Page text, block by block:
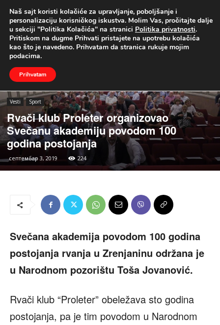
UŽIVO
Naslovna Vesti Sport
Vesti Sport
Rvači klub Proleter organizovao
Svečanu akademiju povodom 100
godina postojanja
септембар 3, 2019 224
Svečana akademija povodom 100 godina
postojanja rvanja u Zrenjaninu održana je
u Narodnom pozorištu Toša Jovanović.
Rvači klub “Proleter” obeležava sto godina
postojanja, pa je tim povodom u Narodnom
Naš sajt koristi kolačiće za upravljanje, poboljšanje i
personalizaciju korisničkog iskustva. Molim Vas, pročitajte dalje
u sekciji "Politika Kolačića" na stranici Politika privatnosti.
Pritiskom na dugme Prihvati pristajete na upotrebu kolačića
kao što je navedeno. Prihvatam da stranica rukuje mojim
podacima.
Prihvatam